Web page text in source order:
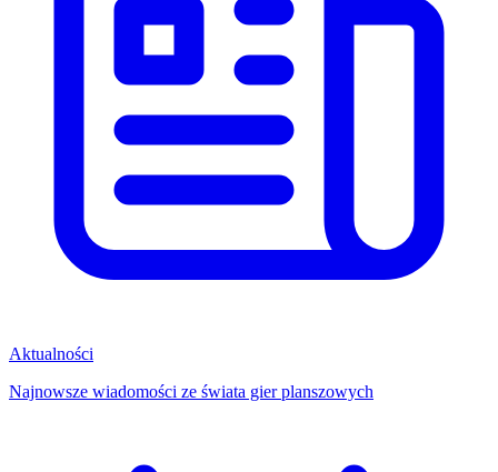
Aktualności
Najnowsze wiadomości ze świata gier planszowych